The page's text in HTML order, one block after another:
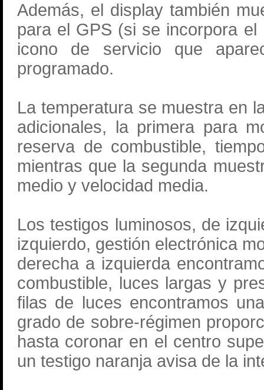
Además, el display también
para el GPS (si se incorpora
icono de servicio que
programado.
La temperatura se muestra en
adicionales, la primera para
reserva de combustible,
mientras que la segunda
medio y velocidad media.
Los testigos luminosos, de
izquierdo, gestión electrónica
derecha a izquierda
combustible, luces largas y
filas de luces encontramos
grado de sobre-régimen
hasta coronar en el centro
un testigo naranja avisa de la